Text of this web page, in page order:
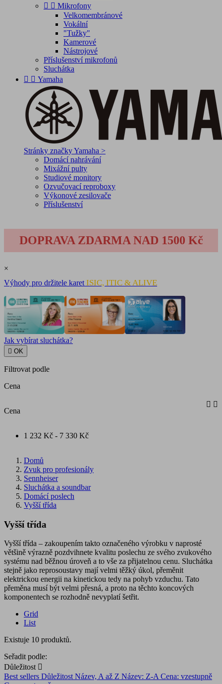
  Mikrofony
Velkomembránové
Vokální
"Tužky"
Kamerové
Nástrojové
Příslušenství mikrofonů
Sluchátka
  Yamaha
Stránky značky Yamaha >
Domácí nahrávání
Mixážní pulty
Studiové monitory
Ozvučovací reproboxy
Výkonové zesilovače
Příslušenství
DOPRAVA ZDARMA NAD 1500 Kč
×
Výhody pro držitele karet ISIC, ITIC & ALIVE
Jak vybírat sluchátka?
 OK
Filtrovat podle
Cena
Cena
 
1 232 Kč - 7 330 Kč
Domů
Zvuk pro profesionály
Sennheiser
Sluchátka a soundbar
Domácí poslech
Vyšší třída
Vyšší třída
Vyšší třída – zakoupením takto označeného výrobku v naprosté
většině výrazně pozdvihnete kvalitu poslechu ze svého zvukového
systému nad běžnou úroveň a to vše za přijatelnou cenu. Sluchátka
stejně jako reprosoustavy mají velmi těžký úkol, přeměnit
elektrickou energii na kinetickou tedy na pohyb vzduchu. Tato
přeměna musí být velmi přesná, a proto na těchto koncových
komponentech se rozhodně nevyplatí šetřit.
Grid
List
Existuje 10 produktů.
Seřadit podle:
Důležitost 
Best sellers Důležitost Název, A až Z Název: Z-A Cena: vzestupně